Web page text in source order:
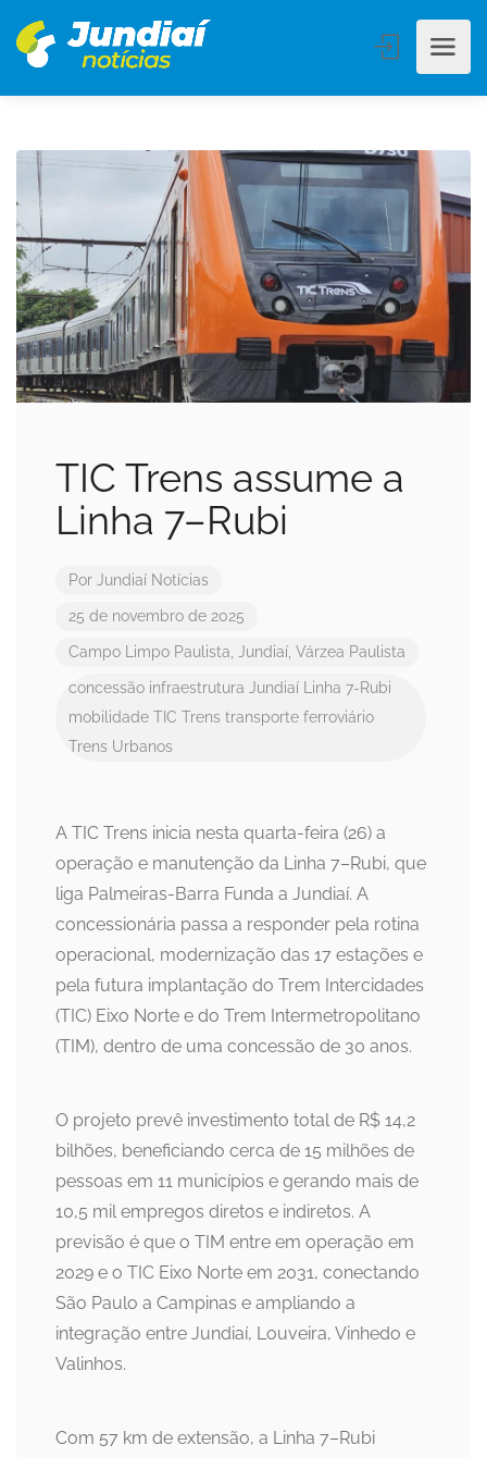
TIC Trens assume a
Linha 7–Rubi
Por Jundiaí Notícias
25 de novembro de 2025
Campo Limpo Paulista, Jundiaí, Várzea Paulista
concessão infraestrutura Jundiaí Linha 7-Rubi
mobilidade TIC Trens transporte ferroviário
Trens Urbanos
A TIC Trens inicia nesta quarta-feira (26) a
operação e manutenção da Linha 7–Rubi, que
liga Palmeiras-Barra Funda a Jundiaí. A
concessionária passa a responder pela rotina
operacional, modernização das 17 estações e
pela futura implantação do Trem Intercidades
(TIC) Eixo Norte e do Trem Intermetropolitano
(TIM), dentro de uma concessão de 30 anos.
O projeto prevê investimento total de R$ 14,2
bilhões, beneficiando cerca de 15 milhões de
pessoas em 11 municípios e gerando mais de
10,5 mil empregos diretos e indiretos. A
previsão é que o TIM entre em operação em
2029 e o TIC Eixo Norte em 2031, conectando
São Paulo a Campinas e ampliando a
integração entre Jundiaí, Louveira, Vinhedo e
Valinhos.
Com 57 km de extensão, a Linha 7–Rubi